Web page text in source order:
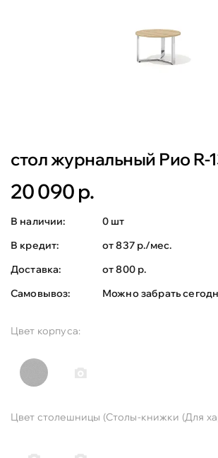
стол журнальный Рио R-
20 090 р.
В наличии:
0 шт
В кредит:
от 837 р./мес.
Доставка:
от 800 р.
Самовывоз:
Можно забрать
Цвет корпуса:
Цвет столешницы (Столы-книжки (Для